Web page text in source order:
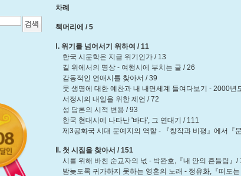
차례
책머리에 / 5
Ⅰ. 위기를 넘어서기 위하여 / 11
한국 시문학은 지금 위기인가 / 13
길 위에서의 명상 - 여행시에 부치는 글 / 26
감동적인 연애시를 찾아서 / 39
뭇 생명에 대한 예찬과 내 내면세계 들여다보기 - 2000년
서정시의 내일을 위한 제언 / 72
성 담론의 시적 변용 / 93
한국 현대시에 나타난 '바다', 그 연대기 / 111
제3공화국 시대 문예지의 역할 - 『창작과 비평』에서『
Ⅱ. 첫 시집을 찾아서 / 151
시를 위해 바친 순교자의 넋 - 박완호,『내 안의 흔들림』/
밤늦도록 귀가하지 못하는 영혼의 노래 - 정유화,『떠도